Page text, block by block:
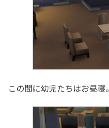
この間に幼児たちはお昼寝。